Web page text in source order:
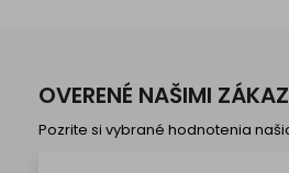
OVERENÉ NAŠIMI
Pozrite si vybrané hodnotenia